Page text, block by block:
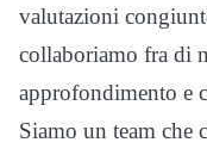
valutazioni
collaboriamo fra di
approfondimento e
Siamo un team che